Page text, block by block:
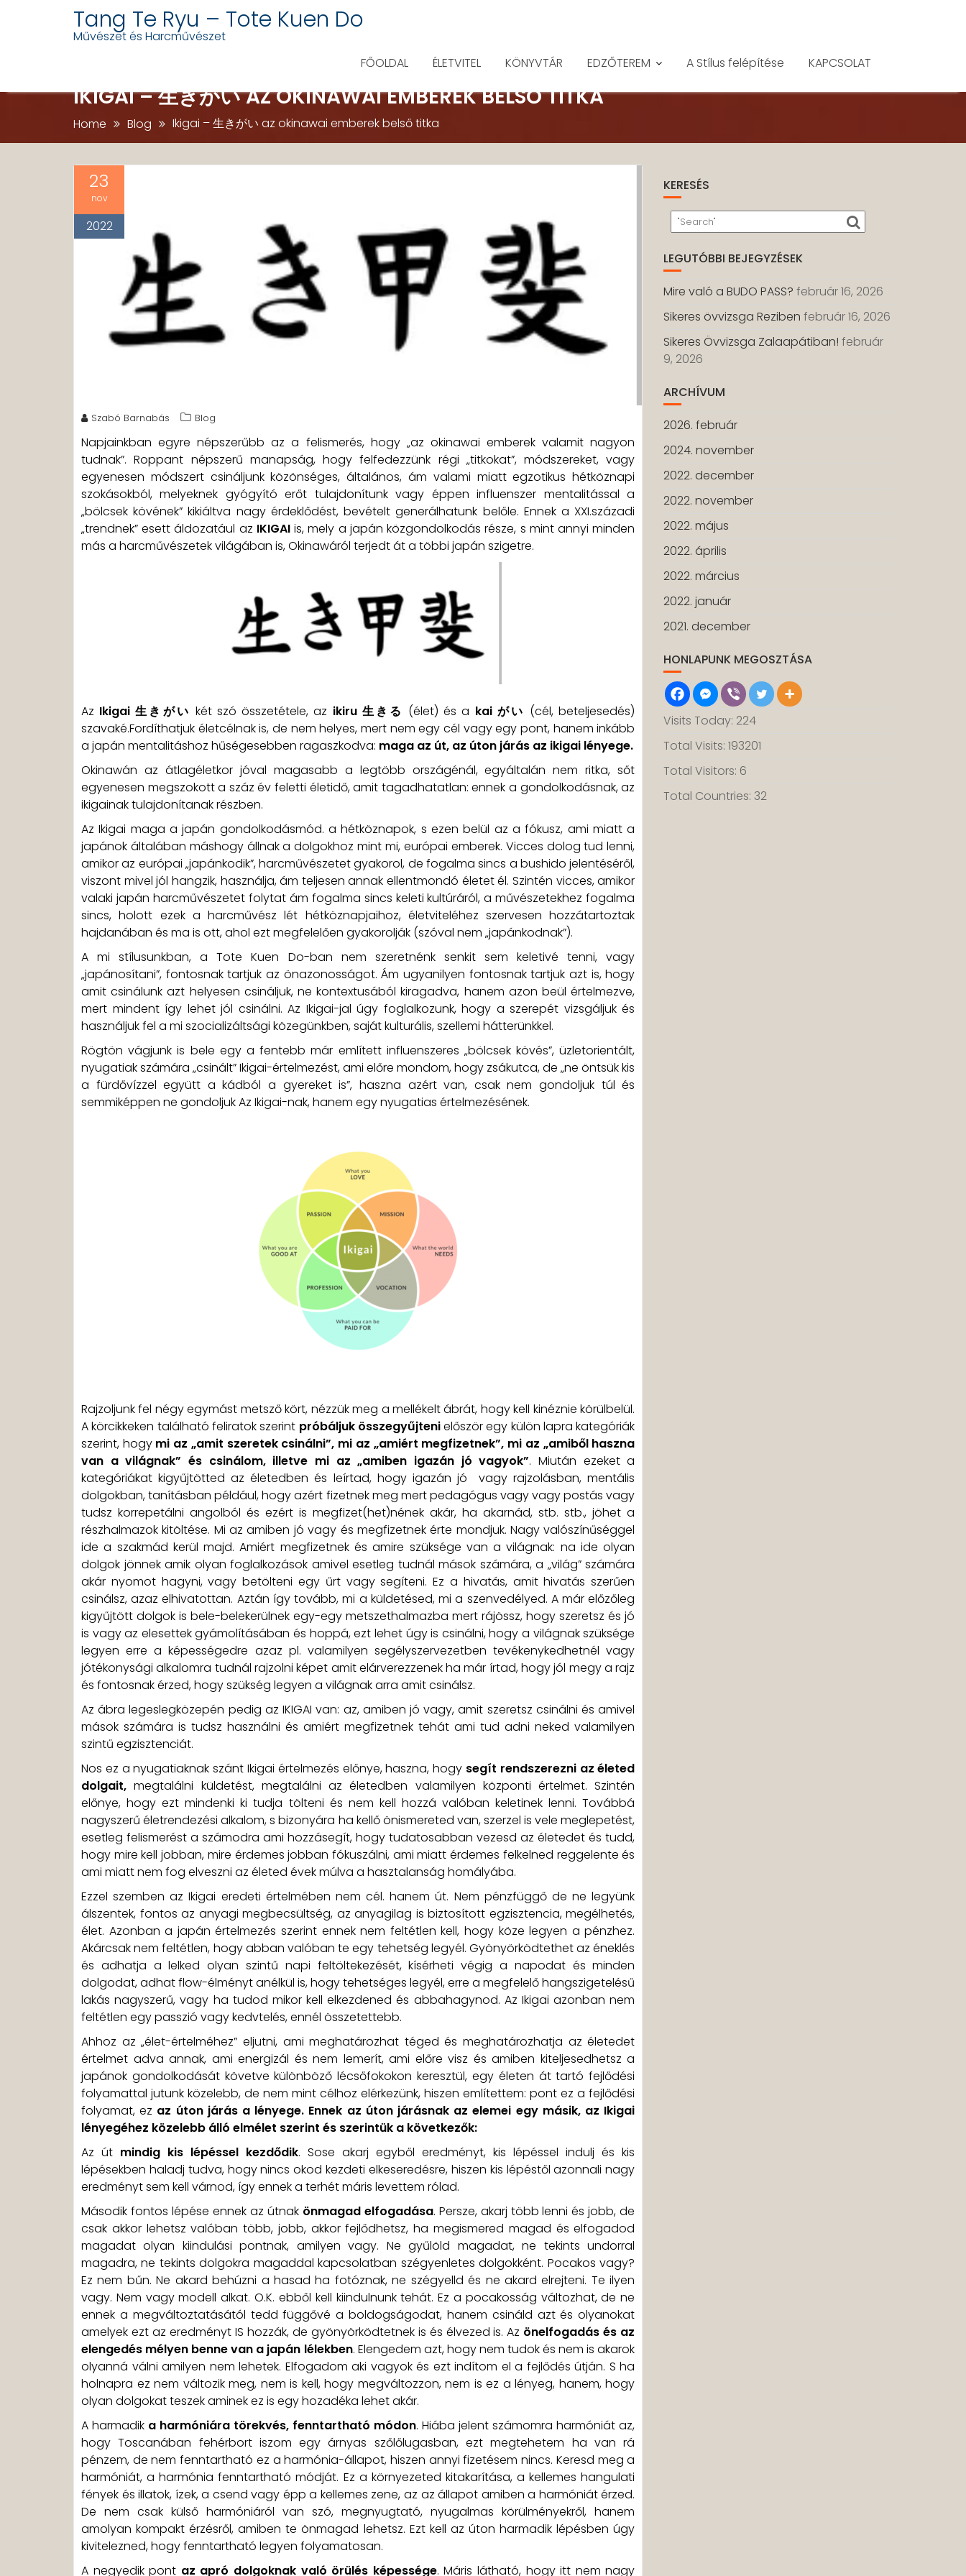
Tang Te Ryu – Tote Kuen Do
Művészet és Harcművészet
FŐOLDAL
ÉLETVITEL KÖNYVTÁR EDZŐTEREM A Stílus felépítése KAPCSOLAT
IKIGAI – 生きがい AZ OKINAWAI EMBEREK BELSŐ TITKA
Home Blog Ikigai – 生きがい az okinawai emberek belső titka
23
nov
2022
Szabó Barnabás Blog
Napjainkban egyre népszerűbb az a felismerés, hogy „az okinawai emberek valamit nagyon
tudnak”. Roppant népszerű manapság, hogy felfedezzünk régi „titkokat”, módszereket, vagy
egyenesen módszert csináljunk közönséges, általános, ám valami miatt egzotikus hétköznapi
szokásokból, melyeknek gyógyító erőt tulajdonítunk vagy éppen influenszer mentalitással a
„bölcsek kövének” kikiáltva nagy érdeklődést, bevételt generálhatunk belőle. Ennek a XXI.századi
„trendnek” esett áldozatául az IKIGAIis, mely a japán közgondolkodás része, s mint annyi minden
más a harcművészetek világában is, Okinawáról terjedt át a többi japán szigetre.
Az Ikigai 生きがい két szó összetétele, az ikiru 生きる (élet) és a kai がい (cél, beteljesedés)
szavaké.Fordíthatjuk életcélnak is, de nem helyes, mert nem egy cél vagy egy pont, hanem inkább
a japán mentalitáshoz hűségesebben ragaszkodva: maga az út, az úton járás az ikigai lényege.
Okinawán az átlagéletkor jóval magasabb a legtöbb országénál, egyáltalán nem ritka, sőt
egyenesen megszokott a száz év feletti életidő, amit tagadhatatlan: ennek a gondolkodásnak, az
ikigainak tulajdonítanak részben.
Az Ikigai maga a japán gondolkodásmód. a hétköznapok, s ezen belül az a fókusz, ami miatt a
japánok általában máshogy állnak a dolgokhoz mint mi, európai emberek. Vicces dolog tud lenni,
amikor az európai „japánkodik”, harcművészetet gyakorol, de fogalma sincs a bushido jelentéséről,
viszont mivel jól hangzik, használja, ám teljesen annak ellentmondó életet él. Szintén vicces, amikor
valaki japán harcművészetet folytat ám fogalma sincs keleti kultúráról, a művészetekhez fogalma
sincs, holott ezek a harcművész lét hétköznapjaihoz, életviteléhez szervesen hozzátartoztak
hajdanában és ma is ott, ahol ezt megfelelően gyakorolják (szóval nem „japánkodnak”).
A mi stílusunkban, a Tote Kuen Do-ban nem szeretnénk senkit sem keletivé tenni, vagy
„japánosítani”, fontosnak tartjuk az önazonosságot. Ám ugyanilyen fontosnak tartjuk azt is, hogy
amit csinálunk azt helyesen csináljuk, ne kontextusából kiragadva, hanem azon beül értelmezve,
mert mindent így lehet jól csinálni. Az Ikigai-jal úgy foglalkozunk, hogy a szerepét vizsgáljuk és
használjuk fel a mi szocializáltsági közegünkben, saját kulturális, szellemi hátterünkkel.
Rögtön vágjunk is bele egy a fentebb már említett influenszeres „bölcsek kövés”, üzletorientált,
nyugatiak számára „csinált” Ikigai-értelmezést, ami előre mondom, hogy zsákutca, de „ne öntsük kis
a fürdővízzel együtt a kádból a gyereket is”, haszna azért van, csak nem gondoljuk túl és
semmiképpen ne gondoljuk Az Ikigai-nak, hanem egy nyugatias értelmezésének.
Rajzoljunk fel négy egymást metsző kört, nézzük meg a mellékelt ábrát, hogy kell kinéznie körülbelül.
A körcikkeken található feliratok szerint próbáljuk összegyűjtenielőször egy külön lapra kategóriák
szerint, hogy mi az „amit szeretek csinálni”, mi az „amiért megfizetnek”, mi az „amiből haszna
van a világnak” és csinálom, illetve mi az „amiben igazán jó vagyok”. Miután ezeket a
kategóriákat kigyűjtötted az életedben és leírtad, hogy igazán jó vagy rajzolásban, mentális
dolgokban, tanításban például, hogy azért fizetnek meg mert pedagógus vagy vagy postás vagy
tudsz korrepetálni angolból és ezért is megfizet(het)nének akár, ha akarnád, stb. stb., jöhet a
részhalmazok kitöltése. Mi az amiben jó vagy és megfizetnek érte mondjuk. Nagy valószínűséggel
ide a szakmád kerül majd. Amiért megfizetnek és amire szüksége van a világnak: na ide olyan
dolgok jönnek amik olyan foglalkozások amivel esetleg tudnál mások számára, a „világ” számára
akár nyomot hagyni, vagy betölteni egy űrt vagy segíteni. Ez a hivatás, amit hivatás szerűen
csinálsz, azaz elhivatottan. Aztán így tovább, mi a küldetésed, mi a szenvedélyed. A már előzőleg
kigyűjtött dolgok is bele-belekerülnek egy-egy metszethalmazba mert rájössz, hogy szeretsz és jó
is vagy az elesettek gyámolításában és hoppá, ezt lehet úgy is csinálni, hogy a világnak szüksége
legyen erre a képességedre azaz pl. valamilyen segélyszervezetben tevékenykedhetnél vagy
jótékonysági alkalomra tudnál rajzolni képet amit elárverezzenek ha már írtad, hogy jól megy a rajz
és fontosnak érzed, hogy szükség legyen a világnak arra amit csinálsz.
Az ábra legeslegközepén pedig az IKIGAI van: az, amiben jó vagy, amit szeretsz csinálni és amivel
mások számára is tudsz használni és amiért megfizetnek tehát ami tud adni neked valamilyen
szintű egzisztenciát.
Nos ez a nyugatiaknak szánt Ikigai értelmezés előnye, haszna, hogy segít rendszerezni az életed
dolgait, megtalálni küldetést, megtalálni az életedben valamilyen központi értelmet. Szintén
előnye, hogy ezt mindenki ki tudja tölteni és nem kell hozzá valóban keletinek lenni. Továbbá
nagyszerű életrendezési alkalom, s bizonyára ha kellő önismereted van, szerzel is vele meglepetést,
esetleg felismerést a számodra ami hozzásegít, hogy tudatosabban vezesd az életedet és tudd,
hogy mire kell jobban, mire érdemes jobban fókuszálni, ami miatt érdemes felkelned reggelente és
ami miatt nem fog elveszni az életed évek múlva a hasztalanság homályába.
Ezzel szemben az Ikigai eredeti értelmében nem cél. hanem út. Nem pénzfüggő de ne legyünk
álszentek, fontos az anyagi megbecsültség, az anyagilag is biztosított egzisztencia, megélhetés,
élet. Azonban a japán értelmezés szerint ennek nem feltétlen kell, hogy köze legyen a pénzhez.
Akárcsak nem feltétlen, hogy abban valóban te egy tehetség legyél. Gyönyörködtethet az éneklés
és adhatja a lelked olyan szintű napi feltöltekezését, kísérheti végig a napodat és minden
dolgodat, adhat flow-élményt anélkül is, hogy tehetséges legyél, erre a megfelelő hangszigetelésű
lakás nagyszerű, vagy ha tudod mikor kell elkezdened és abbahagynod. Az Ikigai azonban nem
feltétlen egy passzió vagy kedvtelés, ennél összetettebb.
Ahhoz az „élet-értelméhez” eljutni, ami meghatározhat téged és meghatározhatja az életedet
értelmet adva annak, ami energizál és nem lemerít, ami előre visz és amiben kiteljesedhetsz a
japánok gondolkodását követve különböző lécsőfokokon keresztül, egy életen át tartó fejlődési
folyamattal jutunk közelebb, de nem mint célhoz elérkezünk, hiszen említettem: pont ez a fejlődési
folyamat, ez az úton járás a lényege. Ennek az úton járásnak az elemei egy másik, az Ikigai
lényegéhez közelebb álló elmélet szerint és szerintük a következők:
Az út mindig kis lépéssel kezdődik. Sose akarj egyből eredményt, kis lépéssel indulj és kis
lépésekben haladj tudva, hogy nincs okod kezdeti elkeseredésre, hiszen kis lépéstől azonnali nagy
eredményt sem kell várnod, így ennek a terhét máris levettem rólad.
Második fontos lépése ennek az útnak önmagad elfogadása. Persze, akarj több lenni és jobb, de
csak akkor lehetsz valóban több, jobb, akkor fejlődhetsz, ha megismered magad és elfogadod
magadat olyan kiindulási pontnak, amilyen vagy. Ne gyűlöld magadat, ne tekints undorral
magadra, ne tekints dolgokra magaddal kapcsolatban szégyenletes dolgokként. Pocakos vagy?
Ez nem bűn. Ne akard behúzni a hasad ha fotóznak, ne szégyelld és ne akard elrejteni. Te ilyen
vagy. Nem vagy modell alkat. O.K. ebből kell kiindulnunk tehát. Ez a pocakosság változhat, de ne
ennek a megváltoztatásától tedd függővé a boldogságodat, hanem csináld azt és olyanokat
amelyek ezt az eredményt IS hozzák, de gyönyörködtetnek is és élvezed is. Az önelfogadás és az
elengedés mélyen benne van a japán lélekben. Elengedem azt, hogy nem tudok és nem is akarok
olyanná válni amilyen nem lehetek. Elfogadom aki vagyok és ezt indítom el a fejlődés útján. S ha
holnapra ez nem változik meg, nem is kell, hogy megváltozzon, nem is ez a lényeg, hanem, hogy
olyan dolgokat teszek aminek ez is egy hozadéka lehet akár.
A harmadik a harmóniára törekvés, fenntartható módon. Hiába jelent számomra harmóniát az,
hogy Toscanában fehérbort iszom egy árnyas szőlőlugasban, ezt megtehetem ha van rá
pénzem, de nem fenntartható ez a harmónia-állapot, hiszen annyi fizetésem nincs. Keresd meg a
harmóniát, a harmónia fenntartható módját. Ez a környezeted kitakarítása, a kellemes hangulati
fények és illatok, ízek, a csend vagy épp a kellemes zene, az az állapot amiben a harmóniát érzed.
De nem csak külső harmóniáról van szó, megnyugtató, nyugalmas körülményekről, hanem
amolyan kompakt érzésről, amiben te önmagad lehetsz. Ezt kell az úton harmadik lépésben úgy
kivitelezned, hogy fenntartható legyen folyamatosan.
A negyedik pont az apró dolgoknak való örülés képessége. Máris látható, hogy itt nem nagy
KERESÉS
LEGUTÓBBI BEJEGYZÉSEK
Mire való a BUDO PASS? február 16, 2026
Sikeres övvizsga Reziben február 16, 2026
Sikeres Övvizsga Zalaapátiban! február
9, 2026
ARCHÍVUM
2026. február
2024. november
2022. december
2022. november
2022. május
2022. április
2022. március
2022. január
2021. december
HONLAPUNK MEGOSZTÁSA
Visits Today: 224
Total Visits: 193201
Total Visitors: 6
Total Countries: 32